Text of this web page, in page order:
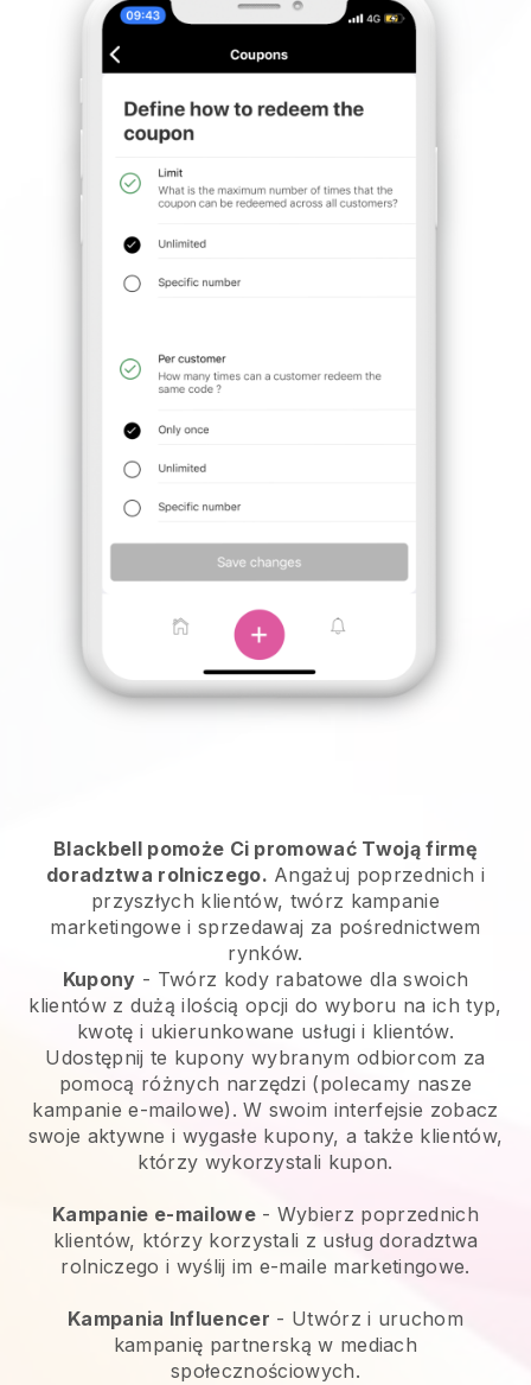
Blackbell pomoże Ci promować Twoją firmę
doradztwa rolniczego. Angażuj poprzednich i
przyszłych klientów, twórz kampanie
marketingowe i sprzedawaj za pośrednictwem
rynków.
Kupony - Twórz kody rabatowe dla swoich
klientów z dużą ilością opcji do wyboru na ich typ,
kwotę i ukierunkowane usługi i klientów.
Udostępnij te kupony wybranym odbiorcom za
pomocą różnych narzędzi (polecamy nasze
kampanie e-mailowe). W swoim interfejsie zobacz
swoje aktywne i wygasłe kupony, a także klientów,
którzy wykorzystali kupon.
Kampanie e-mailowe- Wybierz poprzednich
klientów, którzy korzystali z usług doradztwa
rolniczego i wyślij im e-maile marketingowe.
Kampania Influencer - Utwórz i uruchom
kampanię partnerską w mediach
społecznościowych.